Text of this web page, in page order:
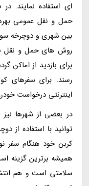
ای استفاده نمایند.
حمل و نقل عمومی
بین شهری و دوچرخه
روش های حمل و نقل با
برای بازدید از اماکن
رسند. برای سفرهای
اینترنتی درخواست
در بعضی از شهرها
توانید با استفاده از
کربن خود هنگام سفر
همیشه برترین گزینه
سلامتی است و هم